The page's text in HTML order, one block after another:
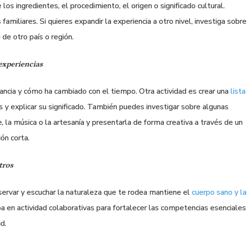
los ingredientes, el procedimiento, el origen o significado cultural.
Si quieres expandir la experiencia a otro nivel, investiga sobre
otro país o región.
y cómo ha cambiado con el tiempo. Otra actividad es crear unalista
explicar su significado. También puedes investigar sobre algunas
música o la artesanía y presentarla de forma creativa a través de un
corta.
y escuchar la naturaleza que te rodea mantiene elcuerpo sano y la
en actividad colaborativas para fortalecer las competencias esenciales